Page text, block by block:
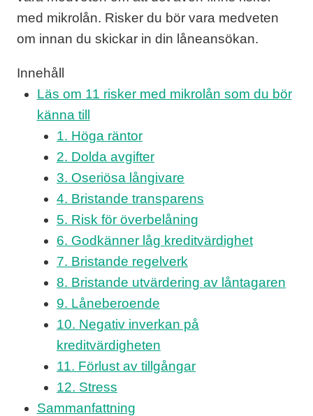
med mikrolån. Risker du bör vara medveten
om innan du skickar in din låneansökan.
Innehåll
Läs om 11 risker med mikrolån som du bör
känna till
1. Höga räntor
2. Dolda avgifter
3. Oseriösa långivare
4. Bristande transparens
5. Risk för överbelåning
6. Godkänner låg kreditvärdighet
7. Bristande regelverk
8. Bristande utvärdering av låntagaren
9. Låneberoende
10. Negativ inverkan på
kreditvärdigheten
11. Förlust av tillgångar
12. Stress
Sammanfattning